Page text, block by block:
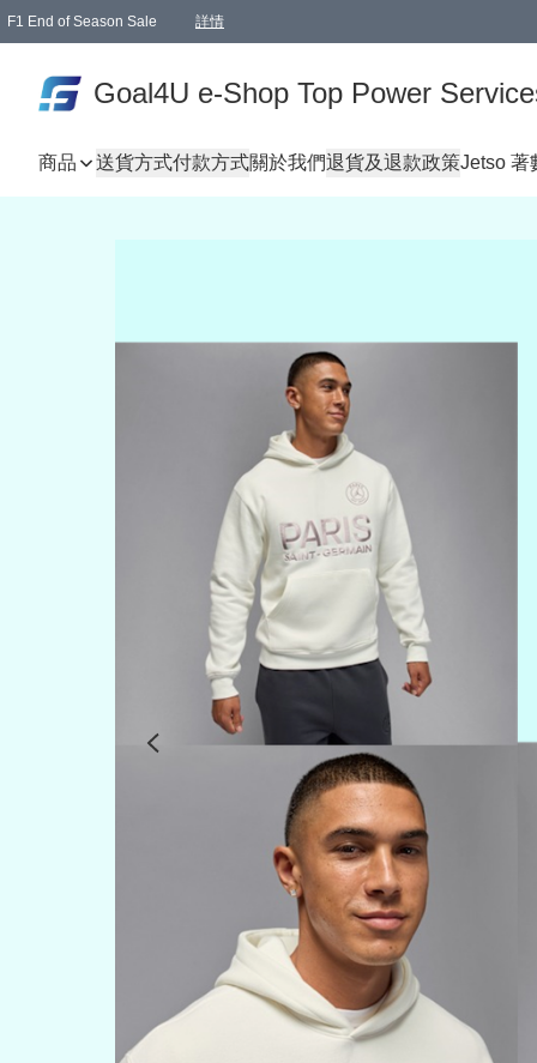
F1 End of Season Sale 詳情
Goal4U e-Shop Top Power
商品 送貨方式付款方式關於我們退貨及退款政策Jetso 著